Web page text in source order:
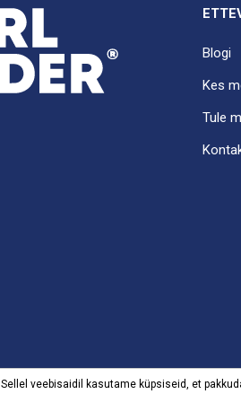
Blogi
Kes
Tule
Sellel veebisaidil kasutame küpsiseid, et